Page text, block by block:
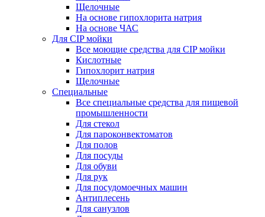
Щелочные
На основе гипохлорита натрия
На основе ЧАС
Для CIP мойки
Все моющие средства для CIP мойки
Кислотные
Гипохлорит натрия
Щелочные
Специальные
Все специальные средства для пищевой
промышленности
Для стекол
Для пароконвектоматов
Для полов
Для посуды
Для обуви
Для рук
Для посудомоечных машин
Антиплесень
Для санузлов